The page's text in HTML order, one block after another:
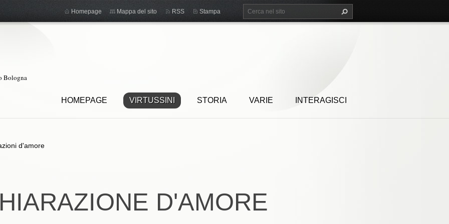
Bologna
HOMEPAGE VIRTUSSINI STORIA VARIE INTERAGISCI
Homepage Mappa del sito RSS Stampa
d'amore
D'AMORE